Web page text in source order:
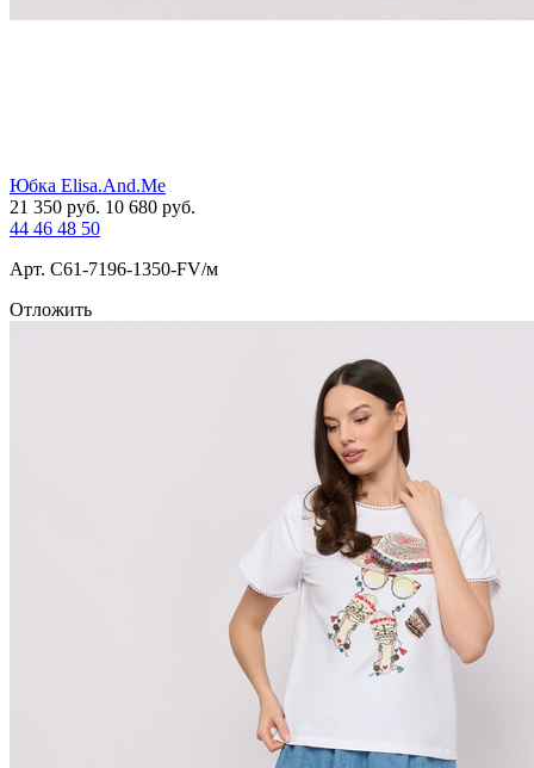
Юбка Elisa.And.Me
21 350 руб. 10 680 руб.
44 46 48 50
Арт. С61-7196-1350-FV/м
Отложить